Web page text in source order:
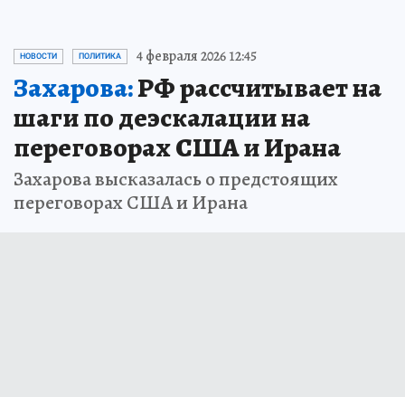
НОВОСТИ ПОЛИТИКА 4 февраля 2026 12:45
Захарова:РФ рассчитывает на
шаги по деэскалации на
переговорах США и Ирана
Захарова высказалась о предстоящих
переговорах США и Ирана